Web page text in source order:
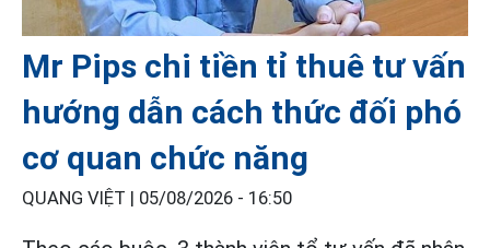
Mr Pips chi tiền tỉ thuê tư vấn
hướng dẫn cách thức đối phó
cơ quan chức năng
QUANG VIỆT | 05/08/2026 - 16:50